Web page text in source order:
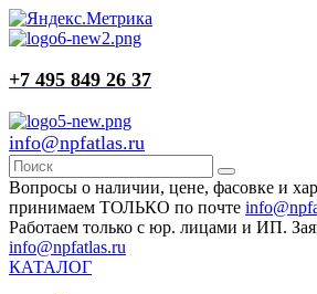
+7 495 849 26 37
info@npfatlas.ru
Вопросы о наличии, цене, фасовке и
принимаем ТОЛЬКО по почте
Работаем только с юр. лицами и ИП.
info@npfatlas.ru
КАТАЛОГ